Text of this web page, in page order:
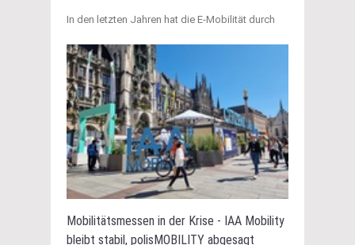
In den letzten Jahren hat die E-Mobilität durch
Mobilitätsmessen in der Krise - IAA Mobility
bleibt stabil, polisMOBILITY abgesagt